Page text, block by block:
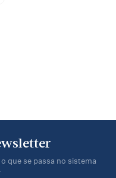
que se passa no sistema